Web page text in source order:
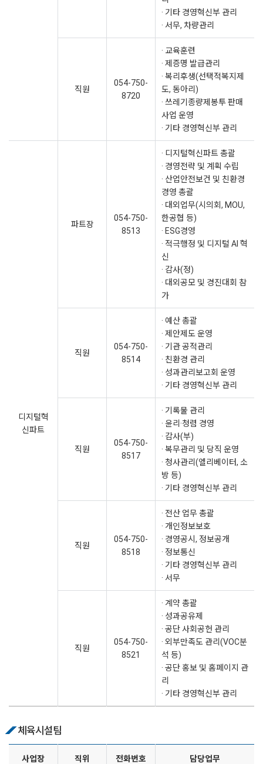
· 기타 경영혁신부 관리
· 서무, 차량관리
직원
054-750-
8720
· 교육훈련
· 제증명 발급관리
· 복리후생(선택적복지제
도, 동아리)
· 쓰레기종량제봉투 판매
사업 운영
· 기타 경영혁신부 관리
디지털혁
신파트
파트장
054-750-
8513
· 디지털혁신파트 총괄
· 경영전략 및 계획 수립
· 산업안전보건 및 친환경
경영 총괄
· 대외업무(시의회, MOU,
한공협 등)
· ESG경영
· 적극행정 및 디지털 AI 혁
신
· 감사(정)
· 대외공모 및 경진대회 참
가
직원
054-750-
8514
· 예산 총괄
· 제안제도 운영
· 기관 공적관리
· 친환경 관리
· 성과관리보고회 운영
· 기타 경영혁신부 관리
직원
054-750-
8517
· 기록물 관리
· 윤리·청렴 경영
· 감사(부)
· 복무관리 및 당직 운영
· 청사관리(엘리베이터, 소
방 등)
· 기타 경영혁신부 관리
직원
054-750-
8518
· 전산 업무 총괄
· 개인정보보호
· 경영공시, 정보공개
· 정보통신
· 기타 경영혁신부 관리
· 서무
직원
054-750-
8521
· 계약 총괄
· 성과공유제
· 공단 사회공헌 관리
· 외부만족도 관리(VOC분
석 등)
· 공단 홍보 및 홈페이지 관
리
· 기타 경영혁신부 관리
체육시설팀
사업장 직위 전화번호 담당업무